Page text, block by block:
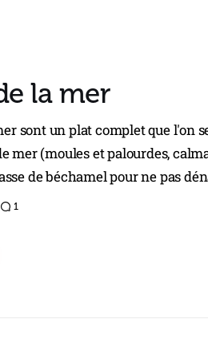
la mer
sont un plat complet que l'on
mer (moules et palourdes,
de béchamel pour ne pas
1